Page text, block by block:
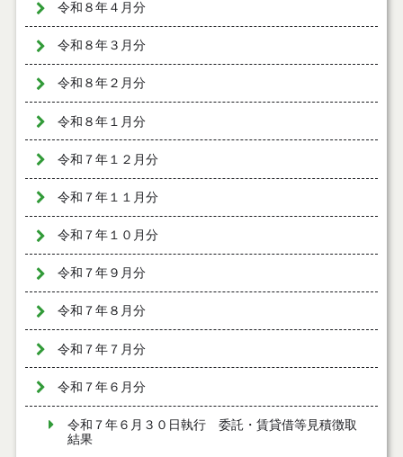
令和８年４月分
令和８年３月分
令和８年２月分
令和８年１月分
令和７年１２月分
令和７年１１月分
令和７年１０月分
令和７年９月分
令和７年８月分
令和７年７月分
令和７年６月分
令和７年６月３０日執行 委託・賃貸借等見積徴取
結果